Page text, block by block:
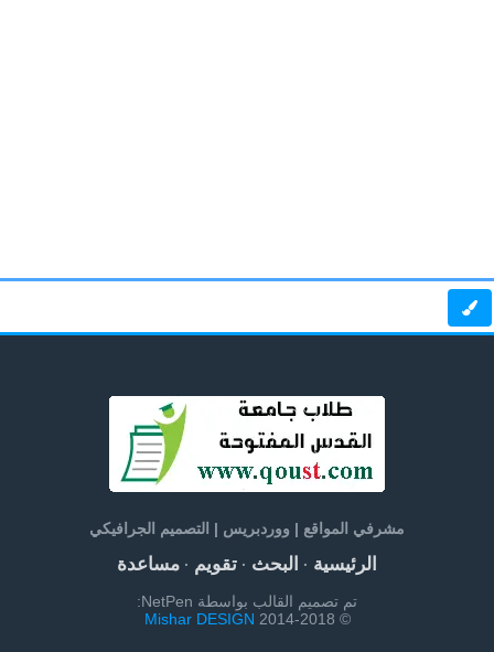
مشرفي المواقع | ووردبريس | التصميم الجرافيكي
الرئيسية· البحث· تقويم· مساعدة
تم تصميم القالب بواسطة NetPen:
© 2014-2018
Mishar DESIGN